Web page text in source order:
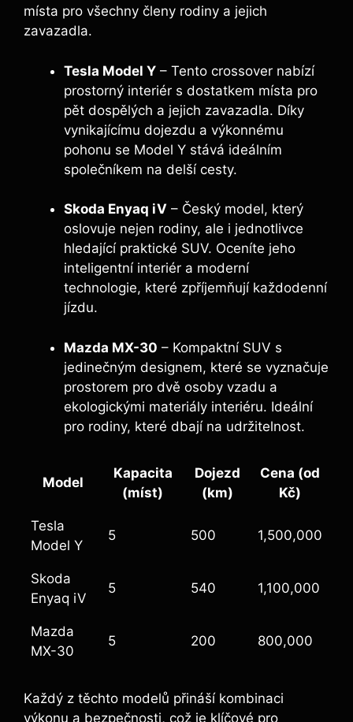
místa pro všechny členy rodiny a jejich
zavazadla.
Tesla Model Y – Tento crossover nabízí
prostorný interiér s dostatkem místa pro
pět dospělých a jejich zavazadla. Díky
vynikajícímu dojezdu a výkonnému
pohonu se Model Y stává ideálním
společníkem na delší cesty.
Skoda Enyaq iV – Český model, který
oslovuje nejen rodiny, ale i jednotlivce
hledající praktické SUV. Oceníte jeho
inteligentní interiér a moderní
technologie, které zpříjemňují každodenní
jízdu.
Mazda MX-30 – Kompaktní SUV s
jedinečným designem, které se vyznačuje
prostorem pro dvě osoby vzadu a
ekologickými materiály interiéru. Ideální
pro rodiny, které dbají na udržitelnost.
Model
Kapacita
(míst)
Dojezd
(km)
Cena (od
Kč)
Tesla
Model Y
5 500 1,500,000
Skoda
Enyaq iV
5 540 1,100,000
Mazda
MX-30
5 200 800,000
Každý z těchto modelů přináší kombinaci
výkonu a bezpečnosti, což je klíčové pro